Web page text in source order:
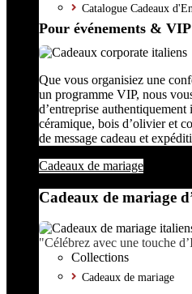
Catalogue Cadeaux
Pour événements & VIP
Que vous organisiez une
un programme VIP, nous
d’entreprise
céramique, bois d’olivier et
de message cadeau et
Cadeaux de mariage
Cadeaux de mariage
"Célébrez avec une touche
Collections
Cadeaux de mariage